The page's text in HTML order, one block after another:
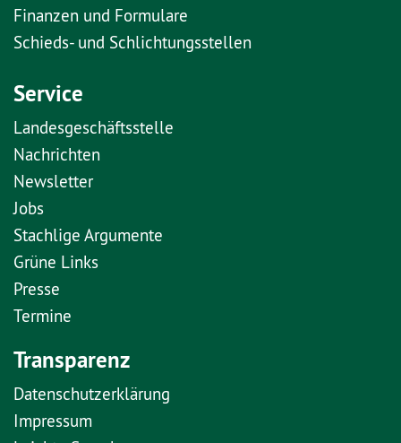
Finanzen und Formulare
Schieds- und Schlichtungsstellen
Service
Landesgeschäftsstelle
Nachrichten
Newsletter
Jobs
Stachlige Argumente
Grüne Links
Presse
Termine
Transparenz
Datenschutzerklärung
Impressum